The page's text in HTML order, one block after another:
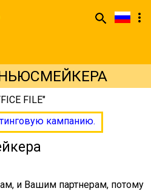
FILE"
кампанию.
и Вашим партнерам, потому